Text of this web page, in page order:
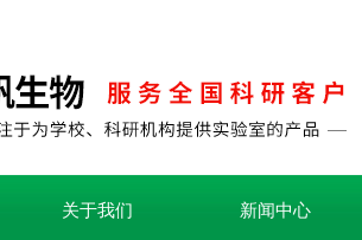
关于我们 新闻中心